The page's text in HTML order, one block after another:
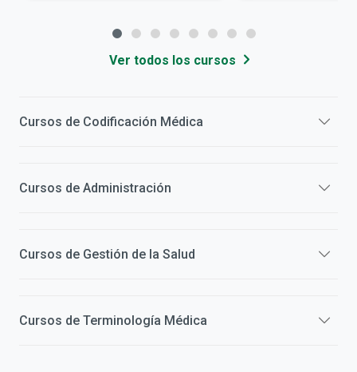
Ver todos los cursos
Cursos de Codificación Médica
Cursos de Administración
Cursos de Gestión de la Salud
Cursos de Terminología Médica